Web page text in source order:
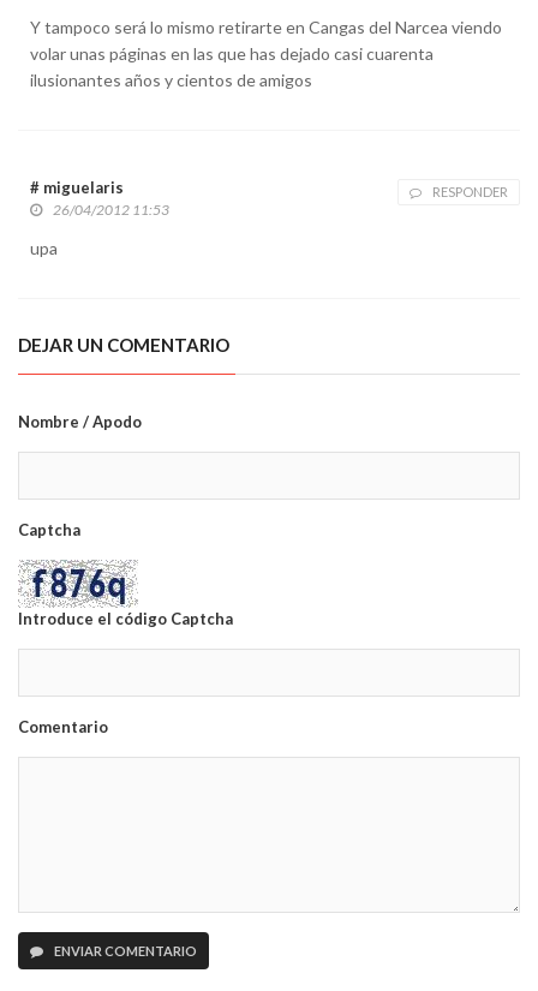
Y tampoco será lo mismo retirarte en Cangas del Narcea viendo
volar unas páginas en las que has dejado casi cuarenta
ilusionantes años y cientos de amigos
# miguelaris RESPONDER
26/04/2012 11:53
upa
DEJAR UN COMENTARIO
Nombre / Apodo
Captcha
Introduce el código Captcha
Comentario
ENVIAR COMENTARIO